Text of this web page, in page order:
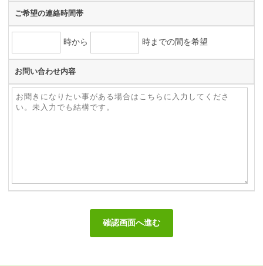
ご希望の連絡時間帯
時から 時までの間を希望
お問い合わせ内容